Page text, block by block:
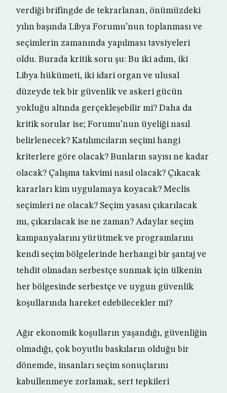
verdiği brifingde de tekrarlanan, önümüzdeki
yılın başında Libya Forumu’nun toplanması ve
seçimlerin zamanında yapılması tavsiyeleri
oldu. Burada kritik soru şu: Bu iki adım, iki
Libya hükümeti, iki idari organ ve ulusal
düzeyde tek bir güvenlik ve askeri gücün
yokluğu altında gerçekleşebilir mi? Daha da
kritik sorular ise; Forumu’nun üyeliği nasıl
belirlenecek? Katılımcıların seçimi hangi
kriterlere göre olacak? Bunların sayısı ne kadar
olacak? Çalışma takvimi nasıl olacak? Çıkacak
kararları kim uygulamaya koyacak? Meclis
seçimleri ne olacak? Seçim yasası çıkarılacak
mı, çıkarılacak ise ne zaman? Adaylar seçim
kampanyalarını yürütmek ve programlarını
kendi seçim bölgelerinde herhangi bir şantaj ve
tehdit olmadan serbestçe sunmak için ülkenin
her bölgesinde serbestçe ve uygun güvenlik
koşullarında hareket edebilecekler mi?
Ağır ekonomik koşulların yaşandığı, güvenliğin
olmadığı, çok boyutlu baskıların olduğu bir
dönemde, insanları seçim sonuçlarını
kabullenmeye zorlamak, sert tepkileri